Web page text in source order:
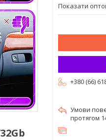
Показати
+380 (66)
протягом